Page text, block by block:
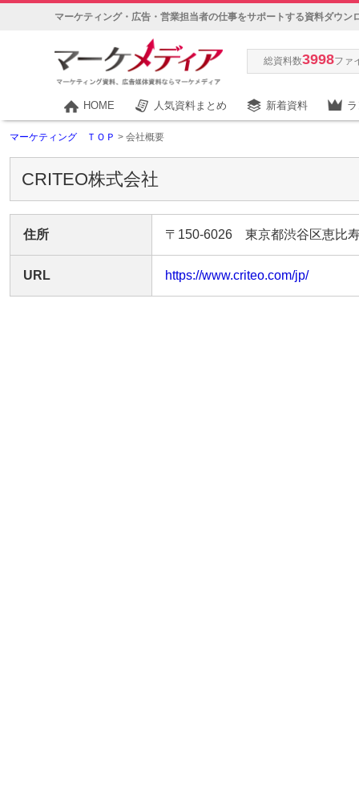
マーケティング・広告・営業担当者の仕事をサポートする資料ダウン
総資料数3998ファ
HOME 人気資料まとめ 新着資料
マーケティング ＴＯＰ > 会社概要
CRITEO株式会社
住所 〒150-6026 東京都渋谷区恵比
URL https://www.criteo.com/jp/